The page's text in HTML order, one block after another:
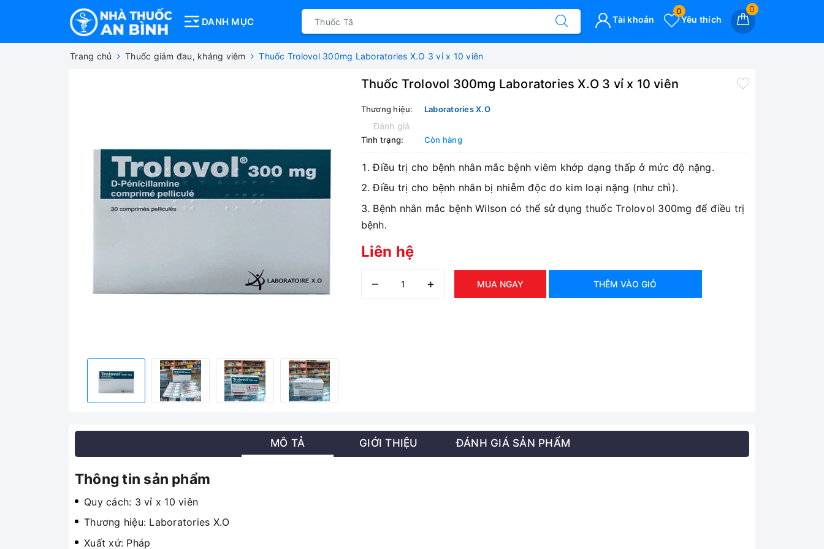
DANH MỤC
0
Yêu thích
0
Tài khoản
Trang chủ Thuốc giảm đau, kháng viêm Thuốc Trolovol 300mg Laboratories X.O 3 vỉ x 10 viên
Thuốc Trolovol 300mg Laboratories X.O 3 vỉ x 10 viên
Thương hiệu: Laboratories X.O
Đánh giá
Tình trạng: Còn hàng
Điều trị cho bệnh nhân mắc bệnh viêm khớp dạng thấp ở mức độ nặng.
Điều trị cho bệnh nhân bị nhiễm độc do kim loại nặng (như chì).
Bệnh nhân mắc bệnh Wilson có thể sử dụng thuốc Trolovol 300mg để điều trị
bệnh.
Liên hệ
– + MUA NGAY THÊM VÀO GIỎ
MÔ TẢ GIỚI THIỆU ĐÁNH GIÁ SẢN PHẨM
Thông tin sản phẩm
Quy cách: 3 vỉ x 10 viên
Thương hiệu: Laboratories X.O
Xuất xứ: Pháp